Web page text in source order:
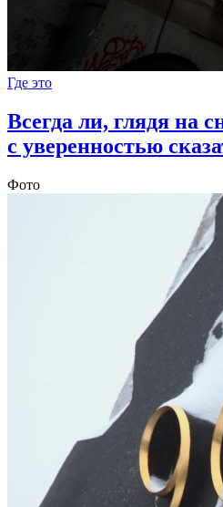
Где это
Всегда ли, глядя на
с уверенностью
Фото